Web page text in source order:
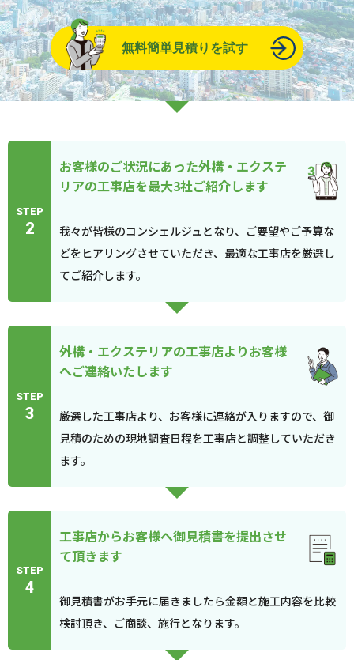
無料簡単見積りを試す
STEP
2
お客様のご状況にあった外構・エクステ
リアの工事店を最大3社ご紹介します
我々が皆様のコンシェルジュとなり、ご要望やご予算な
どをヒアリングさせていただき、最適な工事店を厳選し
てご紹介します。
STEP
3
外構・エクステリアの工事店よりお客様
へご連絡いたします
厳選した工事店より、お客様に連絡が入りますので、御
見積のための現地調査日程を工事店と調整していただき
ます。
STEP
4
工事店からお客様へ御見積書を提出させ
て頂きます
御見積書がお手元に届きましたら金額と施工内容を比較
検討頂き、ご商談、施行となります。